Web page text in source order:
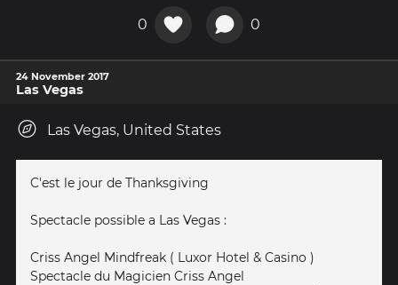
0 0
24 November 2017
Las Vegas
Las Vegas, United States
C'est le jour de Thanksgiving
Spectacle possible a Las Vegas :
Criss Angel Mindfreak ( Luxor Hotel & Casino )
Spectacle du Magicien Criss Angel